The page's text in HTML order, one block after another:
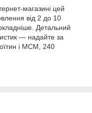
магазині цей
від 2 до 10
Детальний
— надайте за
і МСМ, 240